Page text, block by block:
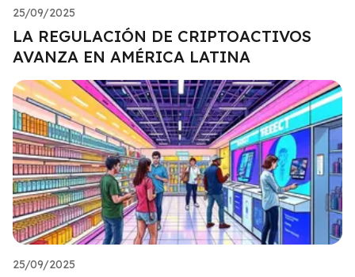
25/09/2025
LA REGULACIÓN DE CRIPTOACTIVOS
AVANZA EN AMÉRICA LATINA
25/09/2025